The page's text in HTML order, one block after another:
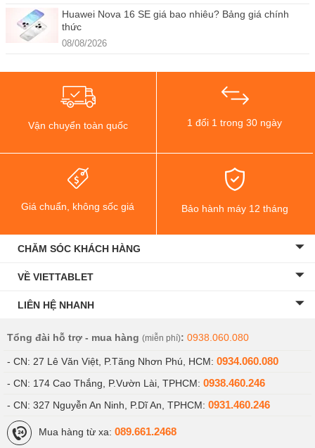
Huawei Nova 16 SE giá bao nhiêu? Bảng giá chính
thức
08/08/2026
Vận chuyển toàn quốc 1 đổi 1 trong 30 ngày
Giá chuẩn, không sốc giá Bảo hành máy 12 tháng
CHĂM SÓC KHÁCH HÀNG
VỀ VIETTABLET
LIÊN HỆ NHANH
Tổng đài hỗ trợ - mua hàng (miễn phí): 0938.060.080
- CN: 27 Lê Văn Việt, P.Tăng Nhơn Phú, HCM: 0934.060.080
- CN: 174 Cao Thắng, P.Vườn Lài, TPHCM: 0938.460.246
- CN: 327 Nguyễn An Ninh, P.Dĩ An, TPHCM: 0931.460.246
Mua hàng từ xa: 089.661.2468